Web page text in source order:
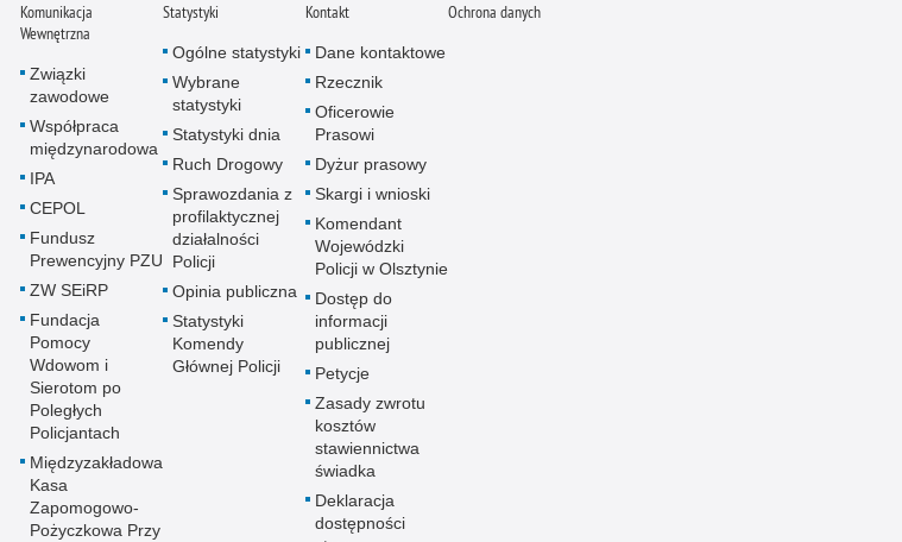
Komunikacja
Wewnętrzna
Związki
zawodowe
Współpraca
międzynarodowa
IPA
CEPOL
Fundusz
Prewencyjny PZU
ZW SEiRP
Fundacja
Pomocy
Wdowom i
Sierotom po
Poległych
Policjantach
Międzyzakładowa
Kasa
Zapomogowo-
Pożyczkowa Przy
Statystyki
Ogólne statystyki
Wybrane
statystyki
Statystyki dnia
Ruch Drogowy
Sprawozdania z
profilaktycznej
działalności
Policji
Opinia publiczna
Statystyki
Komendy
Głównej Policji
Kontakt
Dane kontaktowe
Rzecznik
Oficerowie
Prasowi
Dyżur prasowy
Skargi i wnioski
Komendant
Wojewódzki
Policji w Olsztynie
Dostęp do
informacji
publicznej
Petycje
Zasady zwrotu
kosztów
stawiennictwa
świadka
Deklaracja
dostępności
Ochrona danych